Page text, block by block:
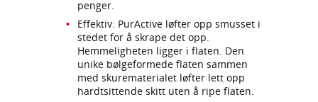
penger.
Effektiv: PurActive løfter opp smusset i
stedet for å skrape det opp.
Hemmeligheten ligger i flaten. Den
unike bølgeformede flaten sammen
med skurematerialet løfter lett opp
hardtsittende skitt uten å ripe flaten.